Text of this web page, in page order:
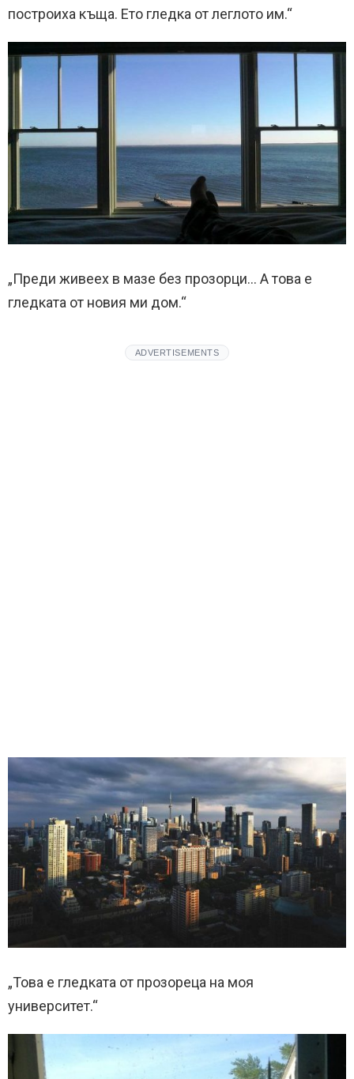
построиха къща. Ето гледка от леглото им.“
„Преди живеех в мазе без прозорци… А това е
гледката от новия ми дом.“
ADVERTISEMENTS
„Това е гледката от прозореца на моя
университет.“